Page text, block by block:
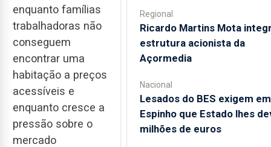
enquanto famílias
trabalhadoras não
conseguem
encontrar uma
habitação a preços
acessíveis e
enquanto cresce a
pressão sobre o
mercado
Regional
Ricardo Martins Mota
estrutura acionista da
Açormedia
Nacional
Lesados do BES exigem em
Espinho que Estado lhes
milhões de euros